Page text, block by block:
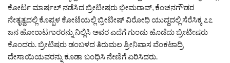
ಕೋರ್ಟ ಮಾರ್ಷಲ್ ನಡೆಸಿದ ಬ್ರೀಟೀಷರು ಭೀಮರಾವ್, ಕೆಂಚನಗೌಡರ
ನೇತೃತ್ವದಲ್ಲಿ ಕೊಪ್ಪಳ ಕೋಟೆಯಲ್ಲಿ ಬ್ರೀಟೀಷ್ ವಿರೋಧಿ ಯುದ್ದದಲ್ಲಿ ಸೆರೆಸಿಕ್ಕ ೭೭
ಜನ ಹೋರಾಟಗಾರರನ್ನು ನಿಲ್ಲಿಸಿ ಅವರ ಎದೆಗೆ ಗುಂಡು ಹೊಡೆದು ಬ್ರೀಟೀಷರು
ಕೊಂದರು. ಬ್ರೀಟಿಷರು ಡಂಬಳದ ತಿರುಮಲ ಶ್ರೀನಿವಾಸ ವೆಂಕಟಾದ್ರಿ
ದೇಸಾಯಿಯವರನ್ನು ಕೂಡಾ ಬಂಧಿಸಿ ನೇಣಿಗೆ ಏರಿಸಿದರು.